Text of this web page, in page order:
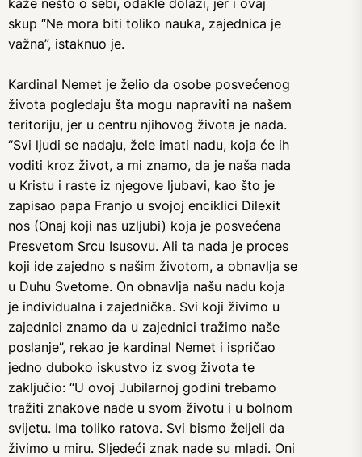
kaže nešto o sebi, odakle dolazi, jer i ovaj
skup “Ne mora biti toliko nauka, zajednica je
važna”, istaknuo je.
Kardinal Nemet je želio da osobe posvećenog
života pogledaju šta mogu napraviti na našem
teritoriju, jer u centru njihovog života je nada.
“Svi ljudi se nadaju, žele imati nadu, koja će ih
voditi kroz život, a mi znamo, da je naša nada
u Kristu i raste iz njegove ljubavi, kao što je
zapisao papa Franjo u svojoj enciklici Dilexit
nos (Onaj koji nas uzljubi) koja je posvećena
Presvetom Srcu Isusovu. Ali ta nada je proces
koji ide zajedno s našim životom, a obnavlja se
u Duhu Svetome. On obnavlja našu nadu koja
je individualna i zajednička. Svi koji živimo u
zajednici znamo da u zajednici tražimo naše
poslanje”, rekao je kardinal Nemet i ispričao
jedno duboko iskustvo iz svog života te
zaključio: “U ovoj Jubilarnoj godini trebamo
tražiti znakove nade u svom životu i u bolnom
svijetu. Ima toliko ratova. Svi bismo željeli da
živimo u miru. Sljedeći znak nade su mladi. Oni